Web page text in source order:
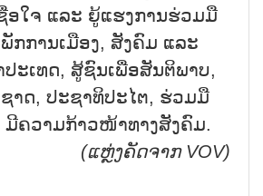
ອໃຈ ແລະ ຍູ້ແຮງການຮ່ວມມື
ກການເມືອງ, ສັງຄົມ ແລະ
ະເທດ, ສູ້ຊົນເພື່ອສັນຕິພາບ,
າດ, ປະຊາທິປະໄຕ, ຮ່ວມມື
ມີຄວາມກ້າວໜ້າທາງສັງຄົມ.
(ແຫຼ່ງຄັດຈາກ VOV)